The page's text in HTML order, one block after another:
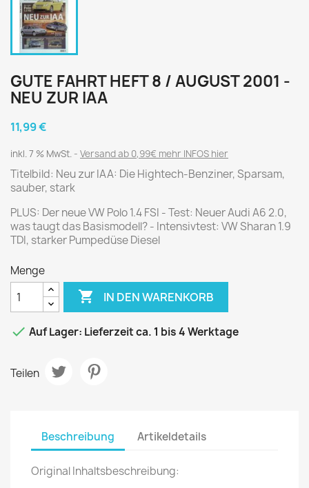
GUTE FAHRT HEFT 8 / AUGUST 2001 -
NEU ZUR IAA
11,99 €
inkl. 7 % MwSt. Versand ab 0,99€ mehr INFOS hier
Titelbild: Neu zur IAA: Die Hightech-Benziner, Sparsam,
sauber, stark
PLUS: Der neue VW Polo 1.4 FSI - Test: Neuer Audi A6 2.0,
was taugt das Basismodell? - Intensivtest: VW Sharan 1.9
TDI, starker Pumpedüse Diesel
Menge
 IN DEN WARENKORB
 Auf Lager: Lieferzeit ca. 1 bis 4 Werktage
Teilen
Beschreibung Artikeldetails
Original Inhaltsbeschreibung: